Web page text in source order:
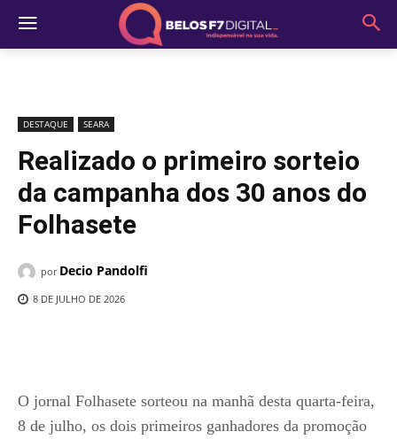
DESTAQUE SEARA
Realizado o primeiro sorteio
da campanha dos 30 anos do
Folhasete
por Decio Pandolfi
8 DE JULHO DE 2026
O jornal Folhasete sorteou na manhã desta quarta-feira,
8 de julho, os dois primeiros ganhadores da promoção